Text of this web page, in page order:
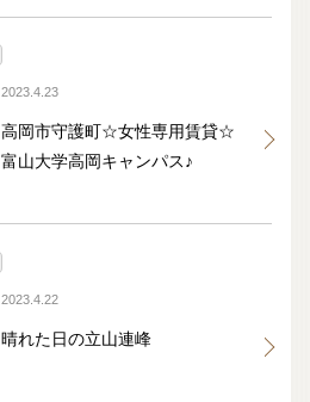
2023.4.23
高岡市守護町☆女性専用賃貸☆
富山大学高岡キャンパス♪
2023.4.22
晴れた日の立山連峰